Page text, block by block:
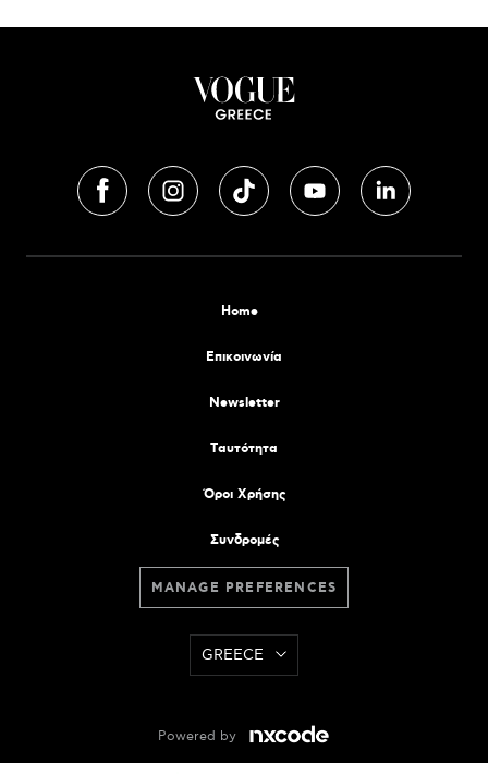
Home
Επικοινωνία
Newsletter
Tαυτότητα
Όροι Χρήσης
Συνδρομές
MANAGE PREFERENCES
GREECE
Powered by